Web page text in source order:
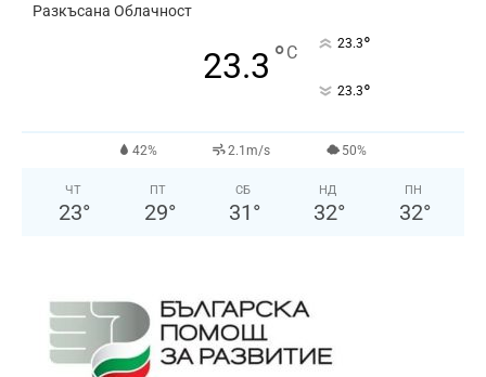
Разкъсана Облачност
23.3 °C 23.3°
23.3°
42% 2.1m/s 50%
ЧТ
23°
ПТ
29°
СБ
31 °
НД
32°
ПН
32°